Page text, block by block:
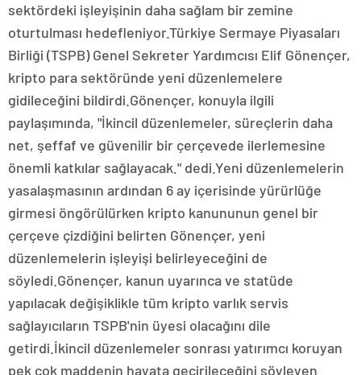
sektördeki işleyişinin daha sağlam bir zemine
oturtulması hedefleniyor.Türkiye Sermaye Piyasaları
Birliği (TSPB) Genel Sekreter Yardımcısı Elif Gönençer,
kripto para sektöründe yeni düzenlemelere
gidileceğini bildirdi.Gönençer, konuyla ilgili
paylaşımında, "İkincil düzenlemeler, süreçlerin daha
net, şeffaf ve güvenilir bir çerçevede ilerlemesine
önemli katkılar sağlayacak." dedi.Yeni düzenlemelerin
yasalaşmasının ardından 6 ay içerisinde yürürlüğe
girmesi öngörülürken kripto kanununun genel bir
çerçeve çizdiğini belirten Gönençer, yeni
düzenlemelerin işleyişi belirleyeceğini de
söyledi.Gönençer, kanun uyarınca ve statüde
yapılacak değişiklikle tüm kripto varlık servis
sağlayıcıların TSPB'nin üyesi olacağını dile
getirdi.İkincil düzenlemeler sonrası yatırımcı koruyan
pek çok maddenin hayata geçirileceğini söyleyen